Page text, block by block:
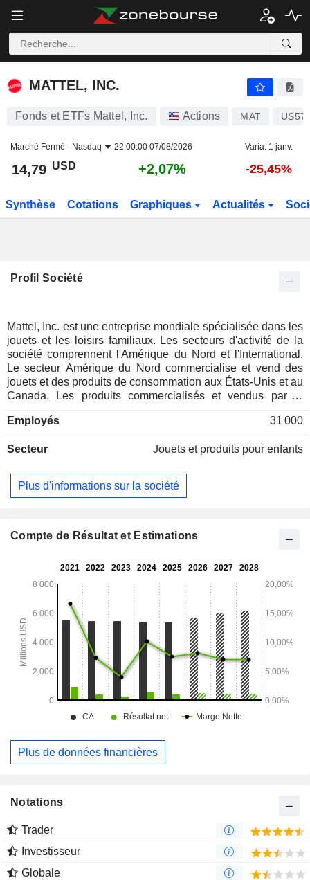
MATTEL, INC.
MATTEL, INC.
Fonds et ETFs Mattel, Inc. Actions MAT
Marché Fermé - Nasdaq 22:00:00 07/08/2026 Varia. 1 janv.
14,79 USD +2,07% -25,45%
Synthèse Cotations Graphiques Actualités
Profil Société
Mattel, Inc. est une entreprise mondiale spécialisée dans les
jouets et les loisirs familiaux. Les secteurs d'activité de la
société comprennent l'Amérique du Nord et l'International.
Le secteur Amérique du Nord commercialise et vend des
jouets et des produits de consommation aux États-Unis et au
Canada. Les produits commercialisés et vendus par le
ceux commercialisés et vendus par le secteur Amérique du
marchés internationaux spécifiques. Ses marques phares
Girl, Thomas & Friends, UNO, Masters of the Universe,
Matchbox, Monster High, MEGA et Polly Pocket, ainsi que
sociétés mondiales de divertissement. Elle propose des
que des expériences numériques et en direct. Les produits
via sa plateforme de commerce électronique et divers
canaux de commerce électronique tiers.
Employés 31 000
Secteur Jouets et produits pour enfants
Plus d'informations sur la société
Compte de Résultat et Estimations
Plus de données financières
Notations
Trader
Investisseur
Globale